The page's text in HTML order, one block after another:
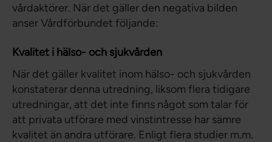
vårdaktörer. När det gäller den negativa bilden
anser Vårdförbundet följande:
Kvalitet i hälso- och sjukvården
När det gäller kvalitet inom hälso- och sjukvården
konstaterar denna utredning, liksom flera tidigare
utredningar, att det inte finns något som talar för
att privata utförare med vinstintresse har sämre
kvalitet än andra utförare. Enligt flera studier m.m.